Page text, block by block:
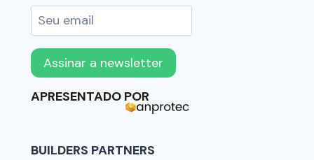
APRESENTADO POR
BUILDERS PARTNERS